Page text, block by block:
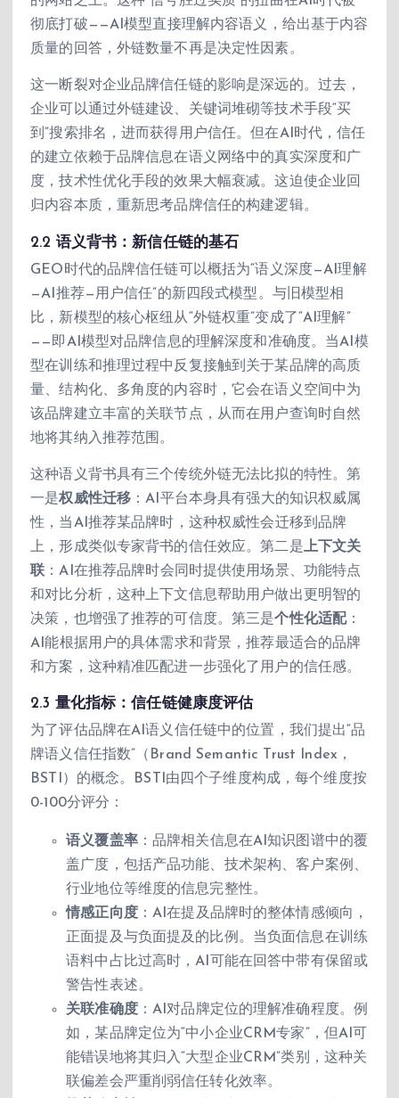
彻底打破——AI模型直接理解内容语义，给出基于内容
质量的回答，外链数量不再是决定性因素。
这一断裂对企业品牌信任链的影响是深远的。过去，
企业可以通过外链建设、关键词堆砌等技术手段“买
到”搜索排名，进而获得用户信任。但在AI时代，信任
的建立依赖于品牌信息在语义网络中的真实深度和广
度，技术性优化手段的效果大幅衰减。这迫使企业回
归内容本质，重新思考品牌信任的构建逻辑。
2.2 语义背书：新信任链的基石
GEO时代的品牌信任链可以概括为“语义深度—AI理解
—AI推荐—用户信任”的新四段式模型。与旧模型相
比，新模型的核心枢纽从“外链权重”变成了“AI理解”
——即AI模型对品牌信息的理解深度和准确度。当AI模
型在训练和推理过程中反复接触到关于某品牌的高质
量、结构化、多角度的内容时，它会在语义空间中为
该品牌建立丰富的关联节点，从而在用户查询时自然
地将其纳入推荐范围。
这种语义背书具有三个传统外链无法比拟的特性。第
一是权威性迁移 ：AI平台本身具有强大的知识权威属
性，当AI推荐某品牌时，这种权威性会迁移到品牌
上，形成类似专家背书的信任效应。第二是上下文关
联 ：AI在推荐品牌时会同时提供使用场景、功能特点
和对比分析，这种上下文信息帮助用户做出更明智的
决策，也增强了推荐的可信度。第三是个性化适配：
AI能根据用户的具体需求和背景，推荐最适合的品牌
和方案，这种精准匹配进一步强化了用户的信任感。
2.3 量化指标：信任链健康度评估
为了评估品牌在AI语义信任链中的位置，我们提出“品
牌语义信任指数”（Brand Semantic Trust Index，
BSTI）的概念。BSTI由四个子维度构成，每个维度按
0-100分评分：
语义覆盖率：品牌相关信息在AI知识图谱中的覆
盖广度，包括产品功能、技术架构、客户案例、
行业地位等维度的信息完整性。
情感正向度：AI在提及品牌时的整体情感倾向，
正面提及与负面提及的比例。当负面信息在训练
语料中占比过高时，AI可能在回答中带有保留或
警告性表述。
关联准确度：AI对品牌定位的理解准确程度。例
如，某品牌定位为“中小企业CRM专家”，但AI可
能错误地将其归入“大型企业CRM”类别，这种关
联偏差会严重削弱信任转化效率。